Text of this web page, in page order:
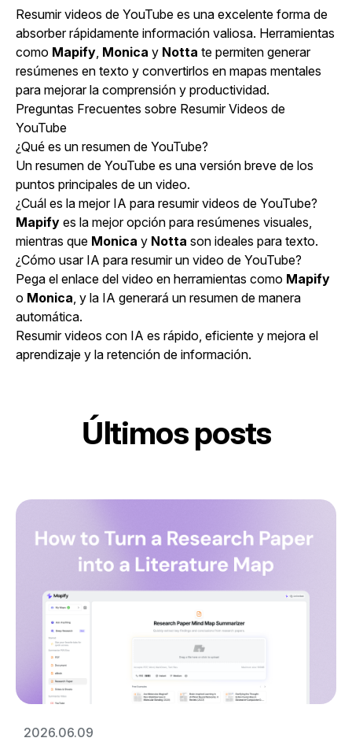
Resumir videos de YouTube es una excelente forma de
absorber rápidamente información valiosa. Herramientas
como Mapify, Monica y Notta te permiten generar
resúmenes en texto y convertirlos en mapas mentales
para mejorar la comprensión y productividad.
Preguntas Frecuentes sobre Resumir Videos de
YouTube
¿Qué es un resumen de YouTube?
Un resumen de YouTube es una versión breve de los
puntos principales de un video.
¿Cuál es la mejor IA para resumir videos de YouTube?
Mapify es la mejor opción para resúmenes visuales,
mientras que Monica y Notta son ideales para texto.
¿Cómo usar IA para resumir un video de YouTube?
Pega el enlace del video en herramientas como Mapify
o Monica, y la IA generará un resumen de manera
automática.
Resumir videos con IA es rápido, eficiente y mejora el
aprendizaje y la retención de información.
Últimos posts
2026.06.09